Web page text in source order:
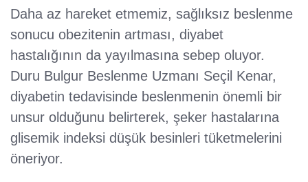
Daha az hareket etmemiz, sağlıksız beslenme
sonucu obezitenin artması, diyabet
hastalığının da yayılmasına sebep oluyor.
Duru Bulgur Beslenme Uzmanı Seçil Kenar,
diyabetin tedavisinde beslenmenin önemli bir
unsur olduğunu belirterek, şeker hastalarına
glisemik indeksi düşük besinleri tüketmelerini
öneriyor.